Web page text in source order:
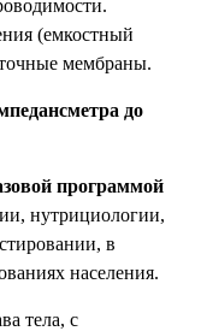
(емкостный
мембраны.
до
программой
нутрициологии,
в
населения.
тела, с